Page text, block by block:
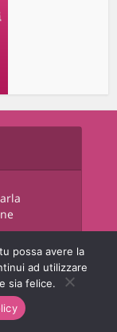
possa avere la
ad utilizzare
sia felice.